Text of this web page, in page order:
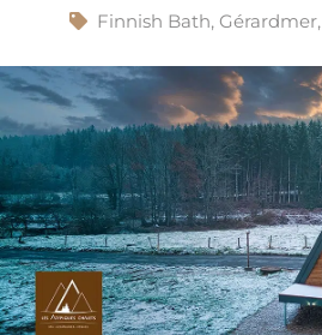
Finnish Bath, Gérardmer,